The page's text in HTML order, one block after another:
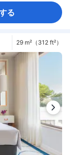
る
29 m²（312 ft²）